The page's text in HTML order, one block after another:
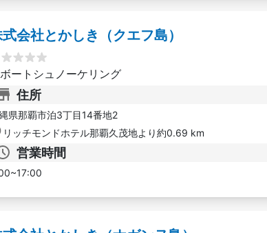
会社とかしき（クエフ島）
ボートシュノーケリング
住所
県那覇市泊3丁目14番地2
リッチモンドホテル那覇久茂地より約0.69 km
営業時間